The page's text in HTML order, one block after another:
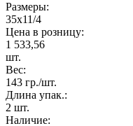
Размеры:
35x11/4
Цена в розницу:
1 533,56
шт.
Вес:
143 гр./шт.
Длина упак.:
2 шт.
Наличие: